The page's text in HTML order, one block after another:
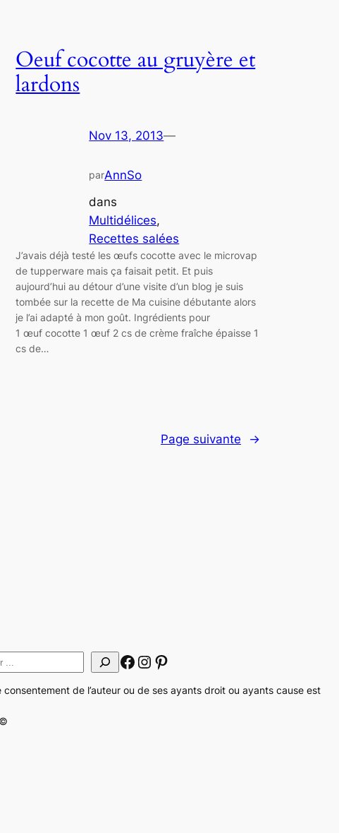
Oeuf cocotte au gruyère et
lardons
Nov 13, 2013—
parAnnSo
dans
Multidélices
Recettes salées
J’avais déjà testé les œufs cocotte avec le microvap
de tupperware mais ça faisait petit. Et puis
aujourd’hui au détour d’une visite d’un blog je suis
tombée sur la recette de Ma cuisine débutante alors
je l’ai adapté à mon goût. Ingrédients pour
1 œuf cocotte 1 œuf 2 cs de crème fraîche épaisse 1
cs de…
Page suivante →
Facebook
Instagram
Pinterest
de l’auteur ou de ses ayants droit ou ayants cause est